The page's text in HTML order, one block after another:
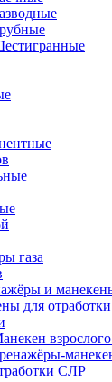
газа
и
для
СЛР